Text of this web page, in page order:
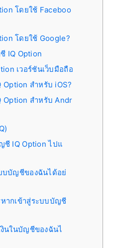
โดยใช้ Faceboo
โดยใช้ Google?
IQ Option
เวอร์ชันเว็บมือถือ
Option สำหรับ iOS?
Option สำหรับ Andr
ชี IQ Option ไปแ
บบัญชีของฉันได้อย่
ากเข้าสู่ระบบบัญชี
นในบัญชีของฉันไ